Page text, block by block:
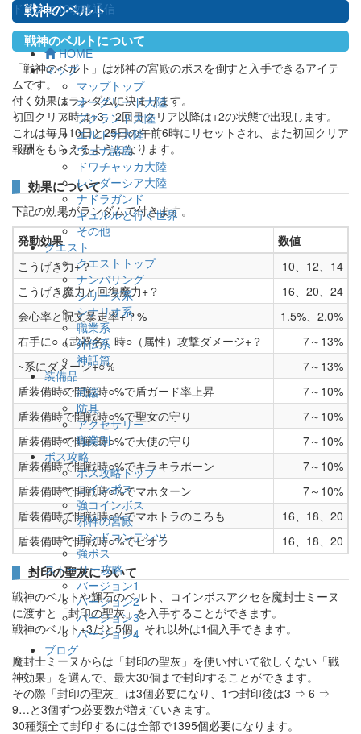
ドラクエ10攻略通信
HOME
マップ
マップトップ
オーグリード大陸
プクランド大陸
エルトナ大陸
ウェナ諸島
ドワチャッカ大陸
レンダーシア大陸
ナドラガンド
キュルルと行く世界
その他
クエスト
クエストトップ
ナンバリング
シリーズ系
シナリオ系
職業系
外伝系
神話篇
装備品
武器
防具
アクセサリー
職業別
ボス攻略
ボス攻略トップ
コインボス
強コインボス
邪神の宮殿
エンドコンテンツ
強ボス
ストーリー攻略
バージョン1
バージョン2
バージョン3
バージョン4
ブログ
戦神のベルト
戦神のベルトについて
「戦神のベルト」は邪神の宮殿のボスを倒すと入手できるアイテ
ムです。
付く効果はランダムに決まります。
初回クリア時は+3、2回目クリア以降は+2の状態で出現します。
これは毎月10日と25日の午前6時にリセットされ、また初回クリア
報酬をもらえるようになります。
効果について
下記の効果がランダムで付きます。
発動効果
数値
こうげき力+？
10、12、14
こうげき魔力と回復魔力+？
16、20、24
会心率と呪文暴走率+？%
1.5%、2.0%
右手に○（武器名）時○（属性）攻撃ダメージ+？
7～13%
~系にダメージ+○％
7～13%
盾装備時で開戦時○%で盾ガード率上昇
7～10%
盾装備時で開戦時○%で聖女の守り
7～10%
盾装備時で開戦時○%で天使の守り
7～10%
盾装備時で開戦時○%でキラキラポーン
7～10%
盾装備時で開戦時○%でマホターン
7～10%
盾装備時で開戦時○%でマホトラのころも
16、18、20
盾装備時で開戦時○%でピオラ
16、18、20
封印の聖灰について
戦神のベルトや輝石のベルト、コインボスアクセを魔封士ミーヌ
に渡すと「封印の聖灰」を入手することができます。
戦神のベルト+3だと5個、それ以外は1個入手できます。
魔封士ミーヌからは「封印の聖灰」を使い付いて欲しくない「戦
神効果」を選んで、最大30個まで封印することができます。
その際「封印の聖灰」は3個必要になり、1つ封印後は3 ⇒ 6 ⇒
9…と3個ずつ必要数が増えていきます。
30種類全て封印するには全部で1395個必要になります。